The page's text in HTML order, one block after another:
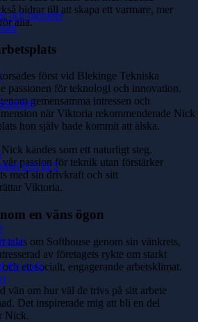
och metoder
och In 5
the code
bidrar till att skapa ett varmare, mer
alla.
först vid Blekinge Tekniska
passionen för teknologi och innovation.
gemensamma intressen och
när Viktoria rekommenderade Nick
hon själv hade kommit att älska.
kändes som ett naturligt steg.
vår passion för teknik utan förstärker
med sin drivkraft och sitt
Viktoria.
en väns ögon
talas om Softhouse genom sin vänkrets,
av företagets rykte om starkt
ett socialt, engagerande arbetsklimat.
vän om hur väl de trivs på sitt arbete
Det inspirerade mig att bli en del
Nick.